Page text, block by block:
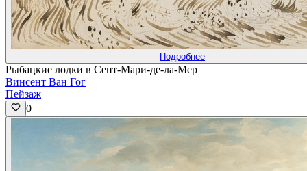
Подробнее
Рыбацкие лодки в Сент-Мари-де-ла-Мер
Винсент Ван Гог
Пейзаж
0